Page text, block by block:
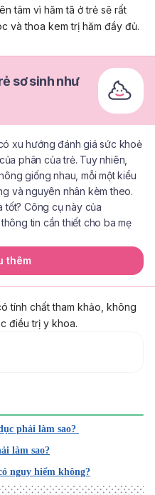
tâm vì hăm tã ở trẻ sẽ rất
và thoa kem trị hăm đầy đủ.
sơ sinh như
xu hướng đánh giá sức khoẻ
phân của trẻ. Tuy nhiên,
giống nhau, mỗi một kiểu
và nguyên nhân kèm theo.
tốt? Công cụ này của
tin cần thiết cho ba mẹ
thêm
tính chất tham khảo, không
điều trị y khoa.
diaper-rash.html
conditions/diaper-
phải làm sao?
làm sao?
nguy hiểm không?